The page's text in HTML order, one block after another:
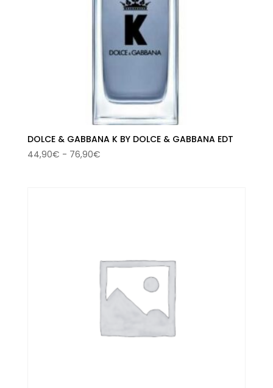
DOLCE & GABBANA K BY DOLCE & GABBANA EDT
44,90€ - 76,90€Rango